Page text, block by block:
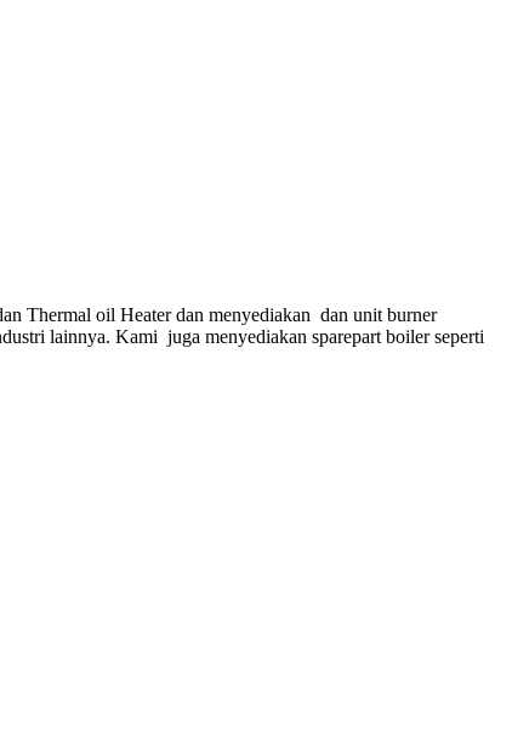
Thermal oil Heater dan menyediakan dan unit burner
lainnya. Kami juga menyediakan sparepart boiler seperti